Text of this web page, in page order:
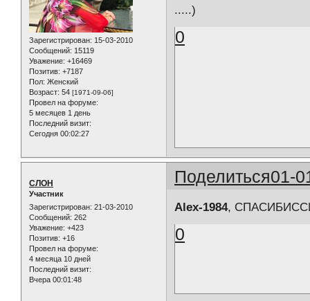
Зарегистрирован: 15-03-2010
Сообщений: 15119
Уважение: +16469
Позитив: +7187
Пол: Женский
Возраст: 54 [1971-09-06]
Провел на форуме:
5 месяцев 1 день
Последний визит:
Сегодня 00:02:27
.....)
0
Поделиться01-
СЛОН
Участник
Зарегистрирован: 21-03-2010
Сообщений: 262
Уважение: +423
Позитив: +16
Провел на форуме:
4 месяца 10 дней
Последний визит:
Вчера 00:01:48
Alex-1984,
0